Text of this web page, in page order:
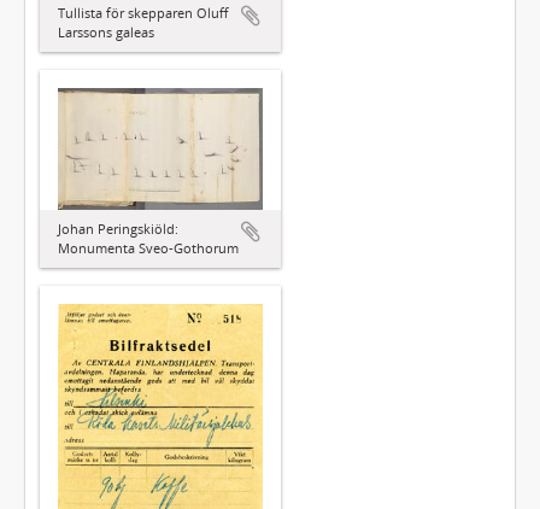
Tullista för skepparen Oluff
Larssons galeas
Johan Peringskiöld:
Monumenta Sveo-Gothorum